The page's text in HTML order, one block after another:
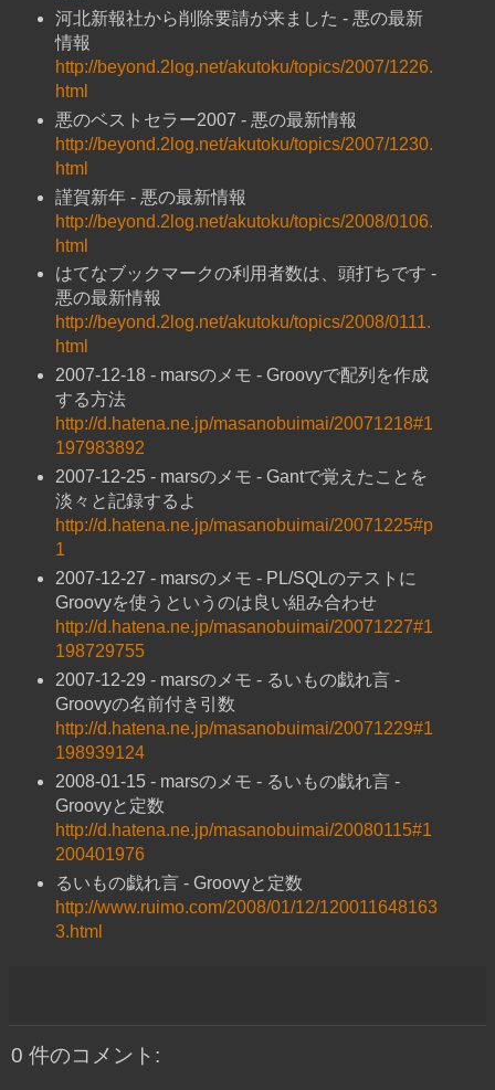
河北新報社から削除要請が来ました - 悪の最新
情報
http://beyond.2log.net/akutoku/topics/2007/1226.
html
悪のベストセラー2007 - 悪の最新情報
http://beyond.2log.net/akutoku/topics/2007/1230.
html
謹賀新年 - 悪の最新情報
http://beyond.2log.net/akutoku/topics/2008/0106.
html
はてなブックマークの利用者数は、頭打ちです -
悪の最新情報
http://beyond.2log.net/akutoku/topics/2008/0111.
html
2007-12-18 - marsのメモ - Groovyで配列を作成
する方法
http://d.hatena.ne.jp/masanobuimai/20071218#1
197983892
2007-12-25 - marsのメモ - Gantで覚えたことを
淡々と記録するよ
http://d.hatena.ne.jp/masanobuimai/20071225#p
1
2007-12-27 - marsのメモ - PL/SQLのテストに
Groovyを使うというのは良い組み合わせ
http://d.hatena.ne.jp/masanobuimai/20071227#1
198729755
2007-12-29 - marsのメモ - るいもの戯れ言 -
Groovyの名前付き引数
http://d.hatena.ne.jp/masanobuimai/20071229#1
198939124
2008-01-15 - marsのメモ - るいもの戯れ言 -
Groovyと定数
http://d.hatena.ne.jp/masanobuimai/20080115#1
200401976
るいもの戯れ言 - Groovyと定数
http://www.ruimo.com/2008/01/12/120011648163
3.html
0 件のコメント: